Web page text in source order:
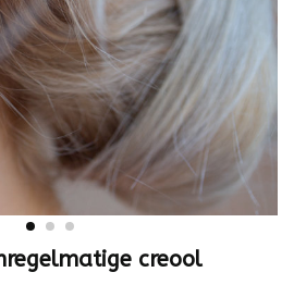
creool